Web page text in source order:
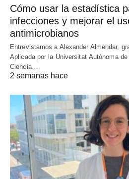
Cómo usar la estadística
infecciones y mejorar el
antimicrobianos
Entrevistamos a Alexander Almendar,
Aplicada por la Universitat Autònoma
Ciencia…
2 semanas hace